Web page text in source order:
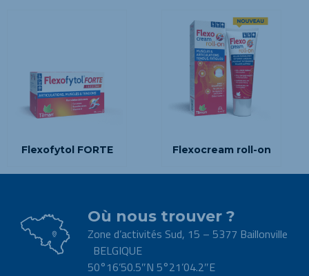
Flexofytol FORTE Flexocream roll-on
Où nous trouver ?
Zone d’activités Sud, 15 – 5377 Baillonville
BELGIQUE
50°16’50.5″N 5°21’04.2″E